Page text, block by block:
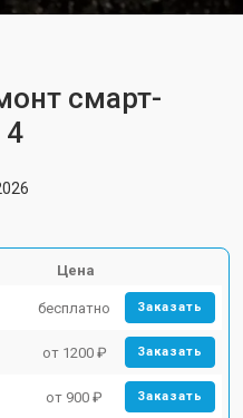
смарт-
4
Цена
бесплатно Заказать
от 1200 ₽ Заказать
от 900 ₽ Заказать